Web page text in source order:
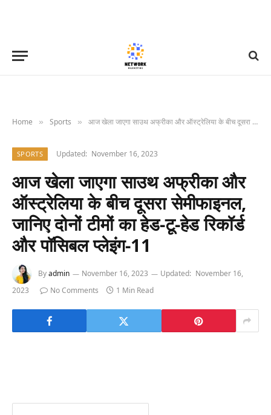
Home » Sports » आज खेला जाएगा साउथ अफ्रीका और ऑस्ट्रेलिया के बीच दूसरा सेमीफाइनल, जानिए दोनों टीमों का हेड-टू-हेड रिकॉर्ड और पॉसिबल प्लेइंग-11
SPORTS Updated: November 16, 2023
आज खेला जाएगा साउथ अफ्रीका और
ऑस्ट्रेलिया के बीच दूसरा सेमीफाइनल,
जानिए दोनों टीमों का हेड-टू-हेड रिकॉर्ड
और पॉसिबल प्लेइंग-11
Byadmin November 16, 2023 Updated: November 16,
2023
No Comments 1 Min Read